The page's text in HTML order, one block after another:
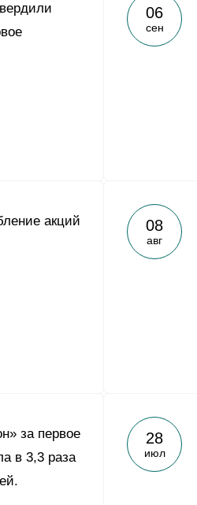
06
сен
акций 08
авг
за первое
в 3,3 раза
28
июл